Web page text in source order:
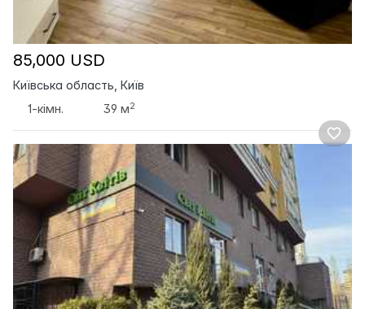
85,000 USD
Київська область, Київ
1-кімн.
39 м2